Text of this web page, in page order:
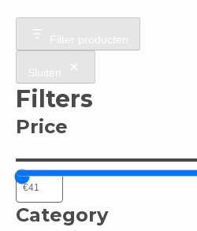
Filter producten
Sluiten
Filters
Price
Category